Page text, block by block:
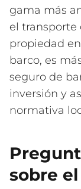
gama más
el transporte
propiedad
barco, es
seguro de
inversión y
normativa
sobre